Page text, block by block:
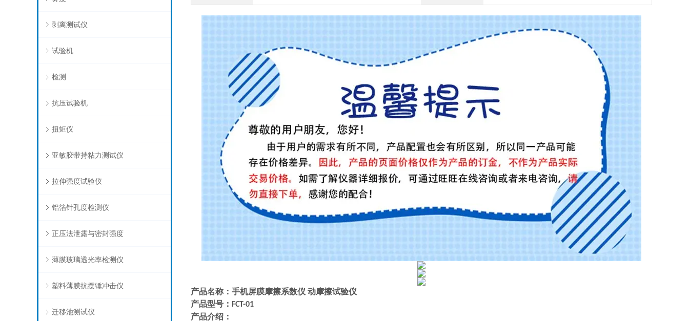
剥离测试仪
试验机
检测
抗压试验机
扭矩仪
亚敏胶带持粘力测试仪
拉伸强度试验仪
铝箔针孔度检测仪
正压法泄露与密封强度
薄膜玻璃透光率检测仪
塑料薄膜抗摆锤冲击仪
迁移池测试仪
产品名称： 手机屏膜摩擦系数仪 动摩擦试验仪
产品型号： FCT-01
产品介绍：